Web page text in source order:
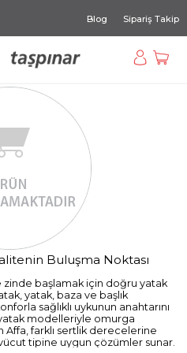
Blog Sipariş Takip
Buluşma Noktası
zinde başlamak için doğru yatak
yatak, baza ve başlık
sağlıklı uykunun anahtarını
modelleriyle omurga
Affa, farklı sertlik derecelerine
tipine uygun çözümler sunar.